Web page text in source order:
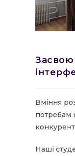
Вміння
потребам
Наші